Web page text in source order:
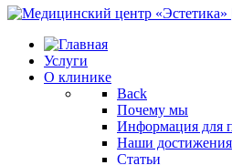
Услуги
О клинике
Back
Почему мы
Информация для
Наши достижения
Статьи